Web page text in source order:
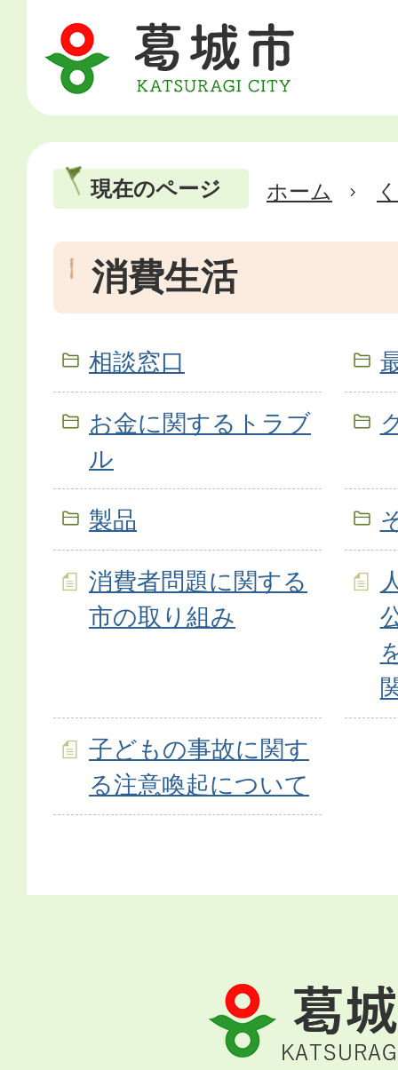
現在のページ ホーム
消費生活
相談窓口
お金に関するトラブ
ル
製品
消費者問題に関する
市の取り組み
子どもの事故に関す
る注意喚起について
葛
城
市